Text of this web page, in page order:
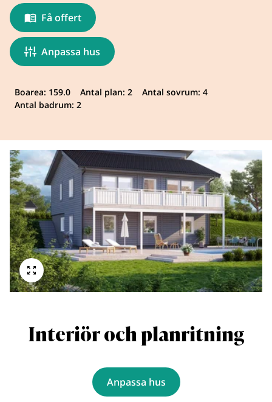
Få offert
Anpassa hus
Boarea: 159.0 Antal plan: 2
Antal sovrum: 4
Antal badrum: 2
Interiör och planritning
Anpassa hus